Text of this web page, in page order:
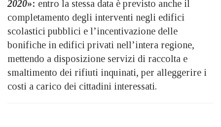
2020»: entro la stessa data è previsto anche il
completamento degli interventi negli edifici
scolastici pubblici e l’incentivazione delle
bonifiche in edifici privati nell’intera regione,
mettendo a disposizione servizi di raccolta e
smaltimento dei rifiuti inquinati, per alleggerire i
costi a carico dei cittadini interessati.